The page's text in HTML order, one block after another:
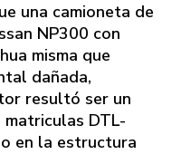
una camioneta de
NP300 con
misma que
dañada,
resultó ser un
DTL-
en la estructura